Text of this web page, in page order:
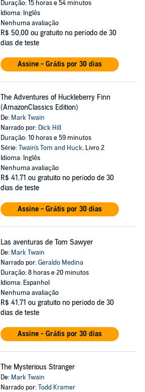
Duração: 15 horas e 54 minutos
Idioma: Inglês
Nenhuma avaliação
R$ 50,00 ou gratuito no período de 30
dias de teste
Assine - Grátis por 30 dias
The Adventures of Huckleberry Finn
(AmazonClassics Edition)
De: Mark Twain
Narrado por: Dick Hill
Duração: 10 horas e 59 minutos
Série:Twain's Tom and Huck, Livro 2
Idioma: Inglês
Nenhuma avaliação
R$ 41,71 ou gratuito no período de 30
dias de teste
Assine - Grátis por 30 dias
Las aventuras de Tom Sawyer
De: Mark Twain
Narrado por:Geraldo Medina
Duração: 8 horas e 20 minutos
Idioma: Espanhol
Nenhuma avaliação
R$ 41,71 ou gratuito no período de 30
dias de teste
Assine - Grátis por 30 dias
The Mysterious Stranger
De: Mark Twain
Narrado por:Todd Kramer